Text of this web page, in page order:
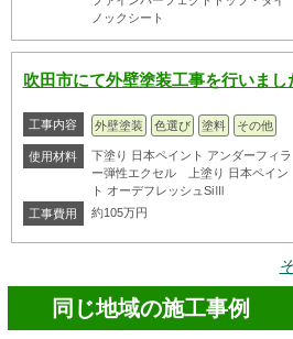
ノックシート
吹田市にて外壁塗装工事を行いまし
工事内容 外壁塗装 色選び 塗料 その他
使用材料
下塗り 日本ペイント アンダーフィラ
ー弾性エクセル 上塗り 日本ペイン
ト オーデフレッシュSiⅢ
工事費用
約105万円
同じ地域の施工事例